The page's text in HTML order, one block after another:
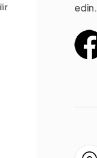
edin.